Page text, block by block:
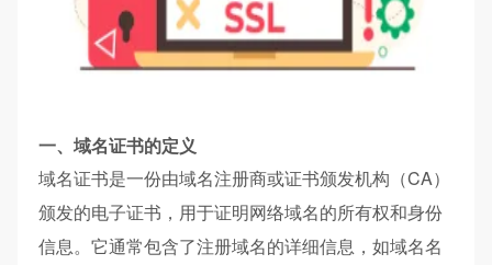
一、域名证书的定义
域名证书是一份由域名注册商或证书颁发机构（CA）
颁发的电子证书，用于证明网络域名的所有权和身份
信息。它通常包含了注册域名的详细信息，如域名名